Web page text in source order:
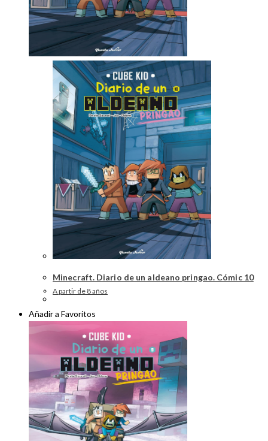
Minecraft. Diario de un aldeano pringao. Cómic 10
A partir de 8 años
Añadir a Favoritos